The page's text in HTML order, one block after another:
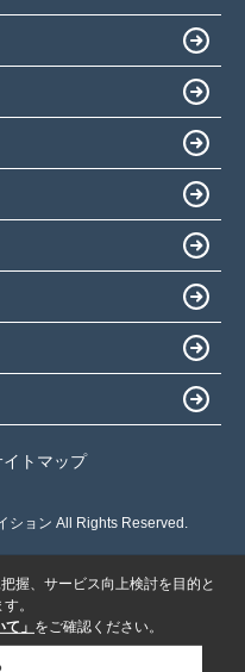
イトマップ
ション All Rights Reserved.
握、サービス向上検討を目的と
。
」 をご確認ください。